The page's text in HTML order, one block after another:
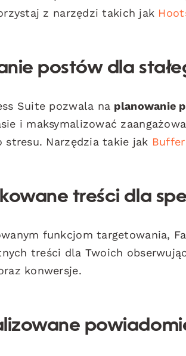
z narzędzi takich jak
postów dla
Suite pozwala na planowanie
i maksymalizować
stresu. Narzędzia takie jak Buffer
treści dla
funkcjom targetowania,
treści dla Twoich
konwersje.